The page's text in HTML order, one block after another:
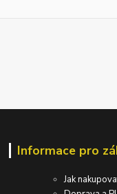
Informace pro
Jak